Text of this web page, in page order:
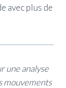
avec plus de
une analyse
mouvements